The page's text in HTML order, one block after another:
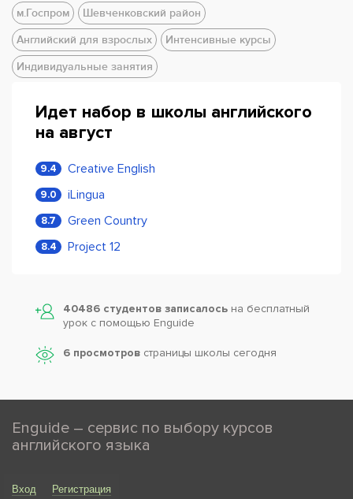
м.Госпром
Шевченковский район
Английский для взрослых
Интенсивные курсы
Индивидуальные занятия
Идет набор в школы английского
на август
9.4 Creative English
9.0 iLingua
8.7 Green Country
8.4 Project 12
40486 студентов записалось на бесплатный
урок с помощью Enguide
6 просмотров страницы школы сегодня
Enguide – сервис по выбору курсов
английского языка
Вход Регистрация